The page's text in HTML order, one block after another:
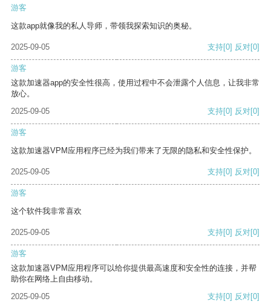
游客
这款app就像我的私人导师，带领我探索知识的奥秘。
2025-09-05 支持[0] 反对[0]
游客
这款加速器app的安全性很高，使用过程中不会泄露个人信息，让我非常
放心。
2025-09-05
支持[0] 反对[0]
游客
这款加速器VPM应用程序已经为我们带来了无限的隐私和安全性保护。
2025-09-05 支持[0] 反对[0]
游客
这个软件我非常喜欢
2025-09-05 支持[0] 反对[0]
游客
这款加速器VPM应用程序可以给你提供最高速度和安全性的连接，并帮
助你在网络上自由移动。
2025-09-05
支持[0] 反对[0]